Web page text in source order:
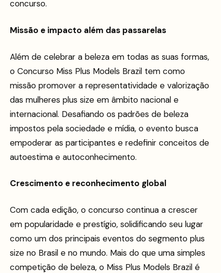
concurso.
Missão e impacto além das passarelas
Além de celebrar a beleza em todas as suas formas,
o Concurso Miss Plus Models Brazil tem como
missão promover a representatividade e valorização
das mulheres plus size em âmbito nacional e
internacional. Desafiando os padrões de beleza
impostos pela sociedade e mídia, o evento busca
empoderar as participantes e redefinir conceitos de
autoestima e autoconhecimento.
Crescimento e reconhecimento global
Com cada edição, o concurso continua a crescer
em popularidade e prestígio, solidificando seu lugar
como um dos principais eventos do segmento plus
size no Brasil e no mundo. Mais do que uma simples
competição de beleza, o Miss Plus Models Brazil é